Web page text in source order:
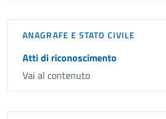
ANAGRAFE E STATO CIVILE
Atti di riconoscimento
Vai al contenuto